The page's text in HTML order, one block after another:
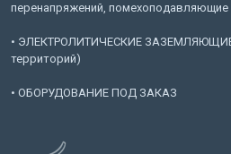
перенапряжений,
• ЭЛЕКТРОЛИТИЧЕСКИЕ
территорий)
• ОБОРУДОВАНИЕ ПОД ЗАКАЗ